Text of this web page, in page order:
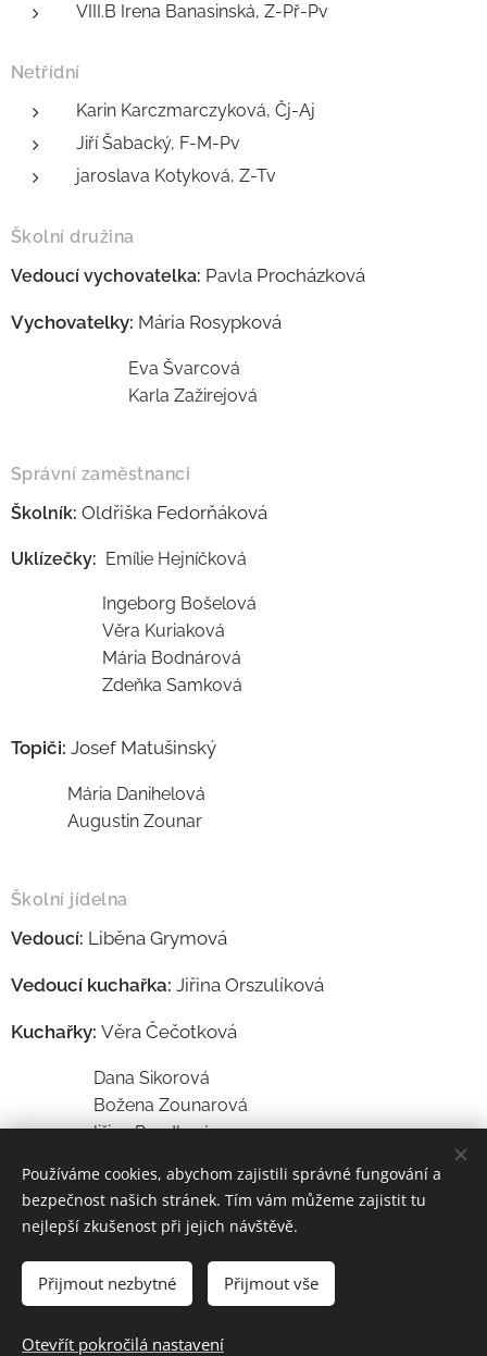
VIII.B Irena Banasinská, Z-Př-Pv
Netřídní
Karin Karczmarczyková, Čj-Aj
Jiří Šabacký, F-M-Pv
jaroslava Kotyková, Z-Tv
Školní družina
Vedoucí vychovatelka: Pavla Procházková
Vychovatelky: Mária Rosypková
Eva Švarcová
Karla Zažirejová
Správní zaměstnanci
Školník: Oldřiška Fedorňáková
Uklízečky: Emílie Hejníčková
Ingeborg Bošelová
Věra Kuriaková
Mária Bodnárová
Zdeňka Samková
Topiči: Josef Matušinský
Mária Danihelová
Augustin Zounar
Školní jídelna
Vedoucí: Liběna Grymová
Vedoucí kuchařka: Jiřina Orszulíková
Kuchařky: Věra Čečotková
Dana Sikorová
Božena Zounarová
Jiřina Rendlová
Základní škola a Mateřská škola Školní 1/814,Havířov-Šumbark,
příspěvková organizace
Cookies
Používáme cookies, abychom zajistili správné fungování a
bezpečnost našich stránek. Tím vám můžeme zajistit tu
nejlepší zkušenost při jejich návštěvě.
Přijmout nezbytné Přijmout vše
Otevřít pokročilá nastavení